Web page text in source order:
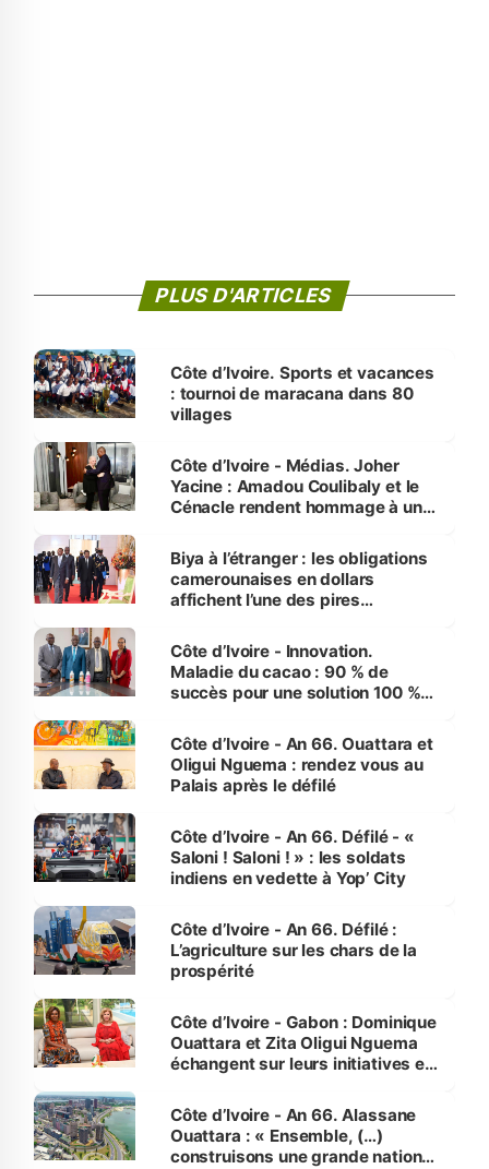
PLUS D'ARTICLES
Côte d’Ivoire. Sports et vacances
: tournoi de maracana dans 80
villages
Côte d’Ivoire - Médias. Joher
Yacine : Amadou Coulibaly et le
Cénacle rendent hommage à un
Biya à l’étranger : les obligations
camerounaises en dollars
affichent l’une des pires
Côte d’Ivoire - Innovation.
Maladie du cacao : 90 % de
succès pour une solution 100 %
Côte d’Ivoire - An 66. Ouattara et
Oligui Nguema : rendez vous au
Palais après le défilé
Côte d’Ivoire - An 66. Défilé - «
Saloni ! Saloni ! » : les soldats
indiens en vedette à Yop’ City
Côte d’Ivoire - An 66. Défilé :
L’agriculture sur les chars de la
prospérité
Côte d’Ivoire - Gabon : Dominique
Ouattara et Zita Oligui Nguema
échangent sur leurs initiatives en
enfants
Côte d’Ivoire - An 66. Alassane
Ouattara : « Ensemble, (…)
construisons une grande nation